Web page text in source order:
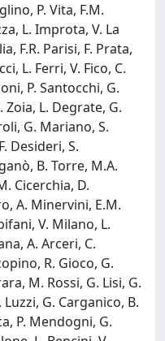
P. Vita, F.M.
L. Improta, V. La
F.R. Parisi, F. Prata,
L. Ferri, V. Fico, C.
P. Santocchi, G.
L. Degrate, G.
G. Mariano, S.
Desideri, S.
B. Torre, M.A.
Cicerchia, D.
A. Minervini, E.M.
V. Milano, L.
A. Arceri, C.
R. Gioco, G.
M. Rossi, G. Lisi, G.
G. Carganico, B.
P. Mendogni, G.